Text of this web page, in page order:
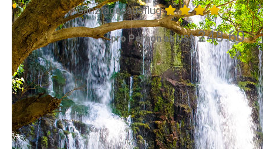
Ganztagesausflug
pro Person ab US$248.60